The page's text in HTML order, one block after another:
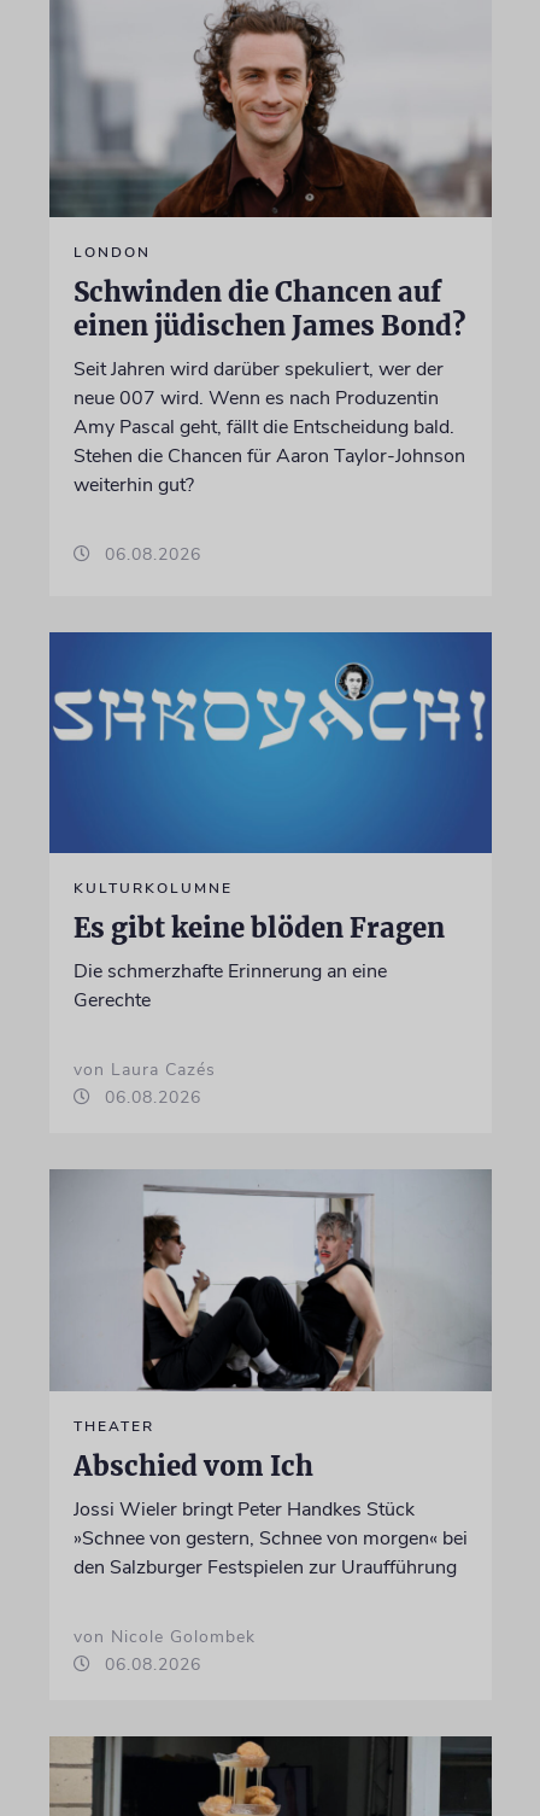
LONDON
Schwinden die Chancen auf
einen jüdischen James Bond?
Seit Jahren wird darüber spekuliert, wer der
neue 007 wird. Wenn es nach Produzentin
Amy Pascal geht, fällt die Entscheidung bald.
Stehen die Chancen für Aaron Taylor-Johnson
weiterhin gut?
06.08.2026
KULTURKOLUMNE
Es gibt keine blöden Fragen
Die schmerzhafte Erinnerung an eine
Gerechte
von Laura Cazés
06.08.2026
THEATER
Abschied vom Ich
Jossi Wieler bringt Peter Handkes Stück
»Schnee von gestern, Schnee von morgen« bei
den Salzburger Festspielen zur Uraufführung
von Nicole Golombek
06.08.2026